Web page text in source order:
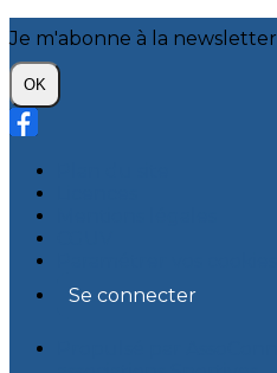
Je m'abonne à la newsletter
OK
Se connecter